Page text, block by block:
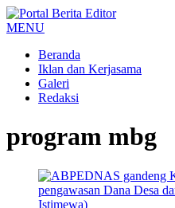
MENU
Beranda
Iklan dan Kerjasama
Galeri
Redaksi
program mbg